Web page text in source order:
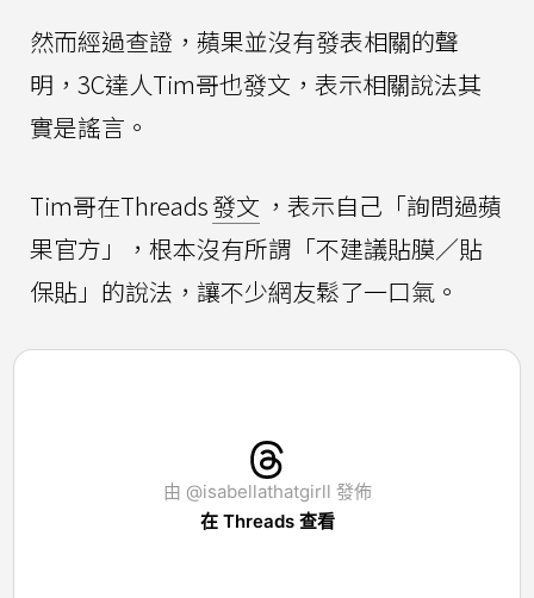
然而經過查證，蘋果並沒有發表相關的聲
明，3C達人Tim哥也發文，表示相關說法其
實是謠言。
Tim哥在Threads發文 ，表示自己「詢問過蘋
果官方」，根本沒有所謂「不建議貼膜／貼
保貼」的說法，讓不少網友鬆了一口氣。
由 @isabellathatgirll 發佈
在 Threads 查看